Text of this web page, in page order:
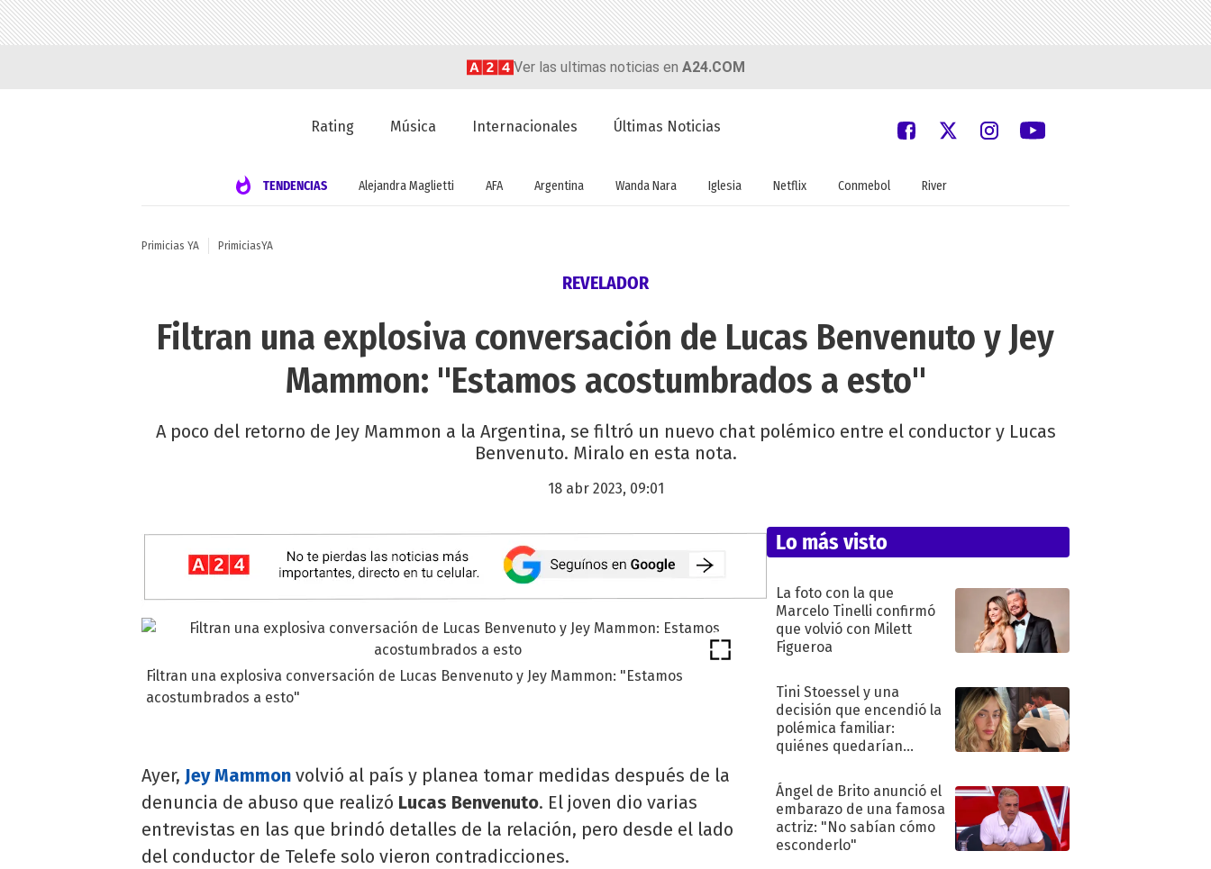
Ver las ultimas noticias en A24.COM
Rating Música Internacionales Últimas Noticias
TENDENCIAS Alejandra Maglietti AFA Argentina Wanda Nara Iglesia Netflix Conmebol River
Primicias YA PrimiciasYA
REVELADOR
Filtran una explosiva conversación de Lucas Benvenuto y Jey
Mammon: "Estamos acostumbrados a esto"
A poco del retorno de Jey Mammon a la Argentina, se filtró un nuevo chat polémico entre el conductor y Lucas
Benvenuto. Miralo en esta nota.
18 abr 2023, 09:01
Filtran una explosiva conversación de Lucas Benvenuto y Jey Mammon: "Estamos
acostumbrados a esto"
Ayer, Jey Mammon volvió al país y planea tomar medidas después de la
denuncia de abuso que realizó Lucas Benvenuto. El joven dio varias
entrevistas en las que brindó detalles de la relación, pero desde el lado
del conductor de Telefe solo vieron contradicciones.
Lo más visto
La foto con la que
Marcelo Tinelli confirmó
que volvió con Milett
Figueroa
Tini Stoessel y una
decisión que encendió la
polémica familiar:
quiénes quedarían
Ángel de Brito anunció el
embarazo de una famosa
actriz: "No sabían cómo
esconderlo"